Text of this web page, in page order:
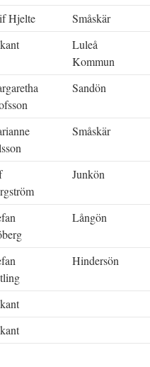
Hjelte
Småskär
Luleå
Kommun
Sandön
Småskär
Junkön
Långön
Hindersön